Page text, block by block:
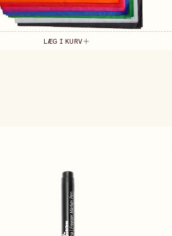
LÆG I KURV